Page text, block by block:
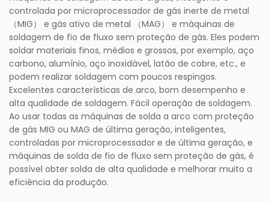
controlada por microprocessador de gás inerte de metal
（MIG） e gás ativo de metal （MAG） e máquinas de
soldagem de fio de fluxo sem proteção de gás. Eles podem
soldar materiais finos, médios e grossos, por exemplo, aço
carbono, alumínio, aço inoxidável, latão de cobre, etc., e
podem realizar soldagem com poucos respingos.
Excelentes características de arco, bom desempenho e
alta qualidade de soldagem. Fácil operação de soldagem.
Ao usar todas as máquinas de solda a arco com proteção
de gás MIG ou MAG de última geração, inteligentes,
controladas por microprocessador e de última geração, e
máquinas de solda de fio de fluxo sem proteção de gás, é
possível obter solda de alta qualidade e melhorar muito a
eficiência da produção.